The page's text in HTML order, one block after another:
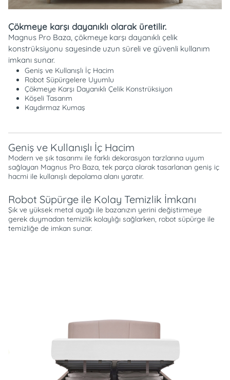
Çökmeye karşı dayanıklı olarak üretilir.
Magnus Pro Baza, çökmeye karşı dayanıklı çelik
konstrüksiyonu sayesinde uzun süreli ve güvenli kullanım
imkanı sunar.
Geniş ve Kullanışlı İç Hacim
Robot Süpürgelere Uyumlu
Çökmeye Karşı Dayanıklı Çelik Konstrüksiyon
Köşeli Tasarım
Kaydırmaz Kumaş
Geniş ve Kullanışlı İç Hacim
Modern ve şık tasarımı ile farklı dekorasyon tarzlarına uyum
sağlayan Magnus Pro Baza, tek parça olarak tasarlanan geniş iç
hacmi ile kullanışlı depolama alanı yaratır.
Robot Süpürge ile Kolay Temizlik İmkanı
Şık ve yüksek metal ayağı ile bazanızın yerini değiştirmeye
gerek duymadan temizlik kolaylığı sağlarken, robot süpürge ile
temizliğe de imkan sunar.